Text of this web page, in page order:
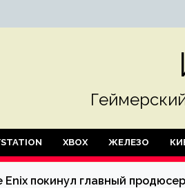
XBOX ЖЕЛЕЗО
Enix покинул главный